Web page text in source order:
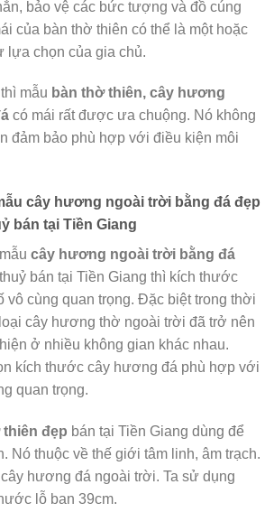
bảo vệ các bức tượng và đồ cúng
của bàn thờ thiên có thể là một hoặc
lựa chọn của gia chủ.
mẫu bàn thờ thiên, cây hương
có mái rất được ưa chuộng. Nó không
đảm bảo phù hợp với điều kiện môi
cây hương ngoài trời bằng đá đẹp
bán tại Tiền Giang
cây hương ngoài trời bằng đá
bán tại Tiền Giang thì kích thước
vô cùng quan trọng. Đặc biệt trong thời
cây hương thờ ngoài trời đã trở nên
ở nhiều không gian khác nhau.
kích thước cây hương đá phù hợp với
quan trọng.
thiên đẹp bán tại Tiền Giang dùng để
Nó thuộc về thế giới tâm linh, âm trạch.
hương đá ngoài trời. Ta sử dụng
lỗ ban 39cm.